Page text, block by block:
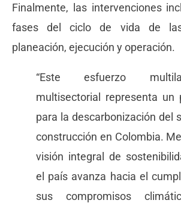
Finalmente, las intervenciones
fases del ciclo de vida de las
planeación, ejecución y operación.
“Este esfuerzo
multisectorial representa un
para la descarbonización del
construcción en Colombia.
visión integral de
el país avanza hacia el
sus compromisos